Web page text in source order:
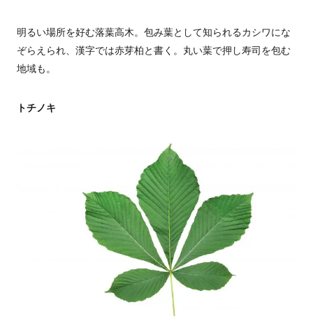
明るい場所を好む落葉高木。包み葉として知られるカシワにな
ぞらえられ、漢字では赤芽柏と書く。丸い葉で押し寿司を包む
地域も。
トチノキ